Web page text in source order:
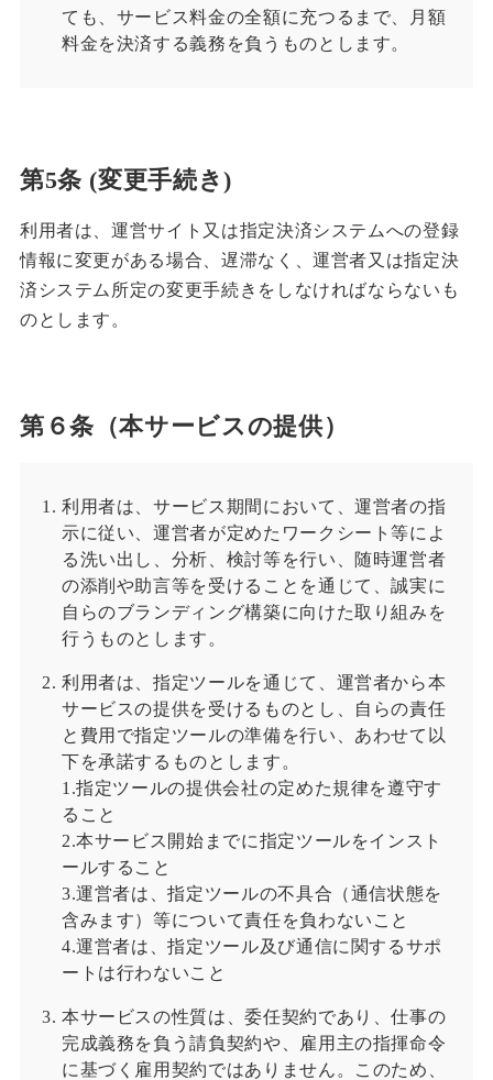
ても、サービス料金の全額に充つるまで、月額
料金を決済する義務を負うものとします。
第5条 (変更手続き)
利用者は、運営サイト又は指定決済システムへの登録
情報に変更がある場合、遅滞なく、運営者又は指定決
済システム所定の変更手続きをしなければならないも
のとします。
第６条（本サービスの提供）
利用者は、サービス期間において、運営者の指
示に従い、運営者が定めたワークシート等によ
る洗い出し、分析、検討等を行い、随時運営者
の添削や助言等を受けることを通じて、誠実に
自らのブランディング構築に向けた取り組みを
行うものとします。
利用者は、指定ツールを通じて、運営者から本
サービスの提供を受けるものとし、自らの責任
と費用で指定ツールの準備を行い、あわせて以
下を承諾するものとします。
1.指定ツールの提供会社の定めた規律を遵守す
ること
2.本サービス開始までに指定ツールをインスト
ールすること
3.運営者は、指定ツールの不具合（通信状態を
含みます）等について責任を負わないこと
4.運営者は、指定ツール及び通信に関するサポ
ートは行わないこと
本サービスの性質は、委任契約であり、仕事の
完成義務を負う請負契約や、雇用主の指揮命令
に基づく雇用契約ではありません。このため、